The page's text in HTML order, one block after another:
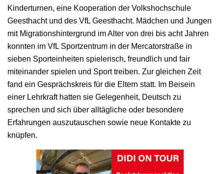
Kinderturnen, eine Kooperation der Volkshochschule
Geesthacht und des VfL Geesthacht. Mädchen und Jungen
mit Migrationshintergrund im Alter von drei bis acht Jahren
konnten im VfL Sportzentrum in der Mercatorstraße in
sieben Sporteinheiten spielerisch, freundlich und fair
miteinander spielen und Sport treiben. Zur gleichen Zeit
fand ein Gesprächskreis für die Eltern statt. Im Beisein
einer Lehrkraft hatten sie Gelegenheit, Deutsch zu
sprechen und sich über alltägliche oder besondere
Erfahrungen auszutauschen sowie neue Kontakte zu
knüpfen.